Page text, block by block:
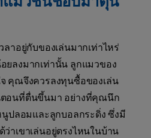
ลาอยู่กับของเล่นมากเท่าไหร่
ยลงมากเท่านั้น ลูกแมวของ
คุณจึงควรลงทุนซื้อของเล่น
ตอนที่ตื่นขึ้นมา อย่างที่คุณนึก
นูปลอมและลูกบอลกระดิ่ง ซึ่งมี
าเขาเล่นอยู่ตรงไหนในบ้าน